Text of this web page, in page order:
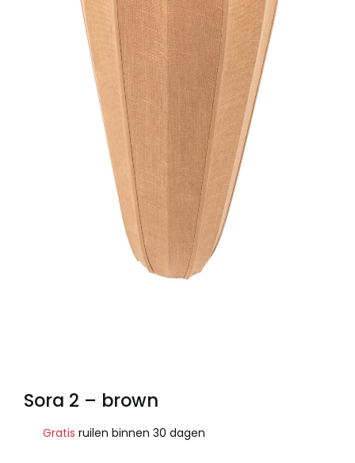
Sora 2 – brown
Gratis ruilen binnen 30 dagen